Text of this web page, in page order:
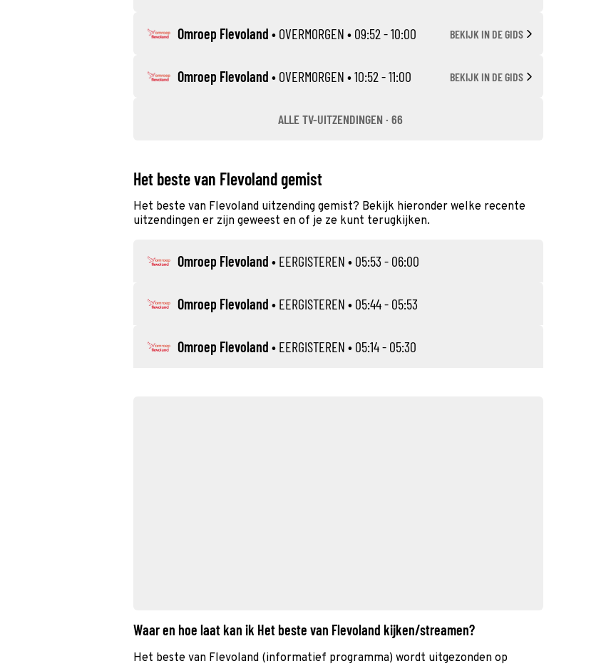
Omroep Flevoland • OVERMORGEN • 09:52 - 10:00 BEKIJK IN DE GIDS
Omroep Flevoland • OVERMORGEN • 10:52 - 11:00 BEKIJK IN DE GIDS
ALLE TV-UITZENDINGEN · 66
Het beste van Flevoland gemist
Het beste van Flevoland uitzending gemist? Bekijk hieronder welke recente
uitzendingen er zijn geweest en of je ze kunt terugkijken.
Omroep Flevoland • EERGISTEREN • 05:53 - 06:00
Omroep Flevoland • EERGISTEREN • 05:44 - 05:53
Omroep Flevoland • EERGISTEREN • 05:14 - 05:30
Waar en hoe laat kan ik Het beste van Flevoland kijken/streamen?
Het beste van Flevoland (informatief programma) wordt uitgezonden op